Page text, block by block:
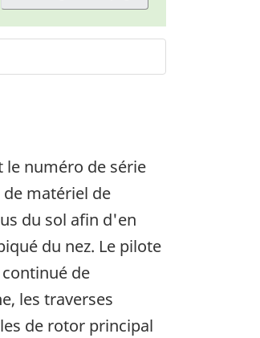
le numéro de série
matériel de
du sol afin d'en
du nez. Le pilote
de
les traverses
de rotor principal